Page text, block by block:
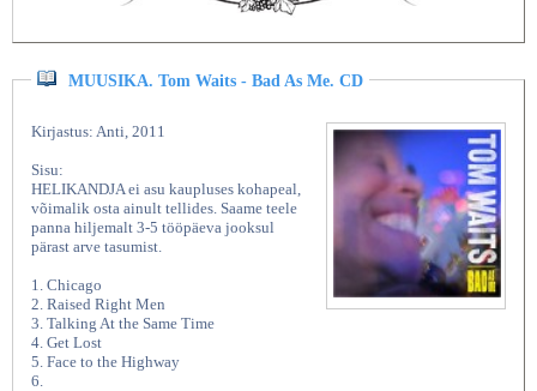
MUUSIKA. Tom Waits - Bad As Me. CD
Kirjastus: Anti, 2011
Sisu:
HELIKANDJA ei asu kaupluses kohapeal,
võimalik osta ainult tellides. Saame teele
panna hiljemalt 3-5 tööpäeva jooksul
pärast arve tasumist.
1. Chicago
2. Raised Right Men
3. Talking At the Same Time
4. Get Lost
5. Face to the Highway
6.